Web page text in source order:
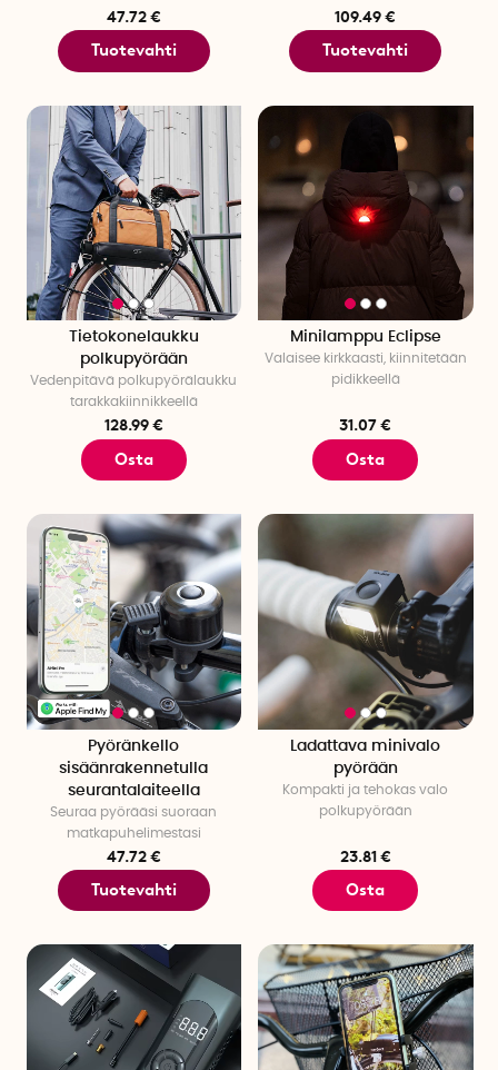
47.72 €
Tuotevahti
109.49 €
Tuotevahti
Tietokonelaukku
polkupyörään
Vedenpitävä polkupyörälaukku
tarakkakiinnikkeellä
128.99 €
Osta
Minilamppu Eclipse
Valaisee kirkkaasti, kiinnitetään
pidikkeellä
31.07 €
Osta
Pyöränkello
sisäänrakennetulla
seurantalaiteella
Seuraa pyörääsi suoraan
matkapuhelimestasi
47.72 €
Tuotevahti
Ladattava minivalo
pyörään
Kompakti ja tehokas valo
polkupyörään
23.81 €
Osta